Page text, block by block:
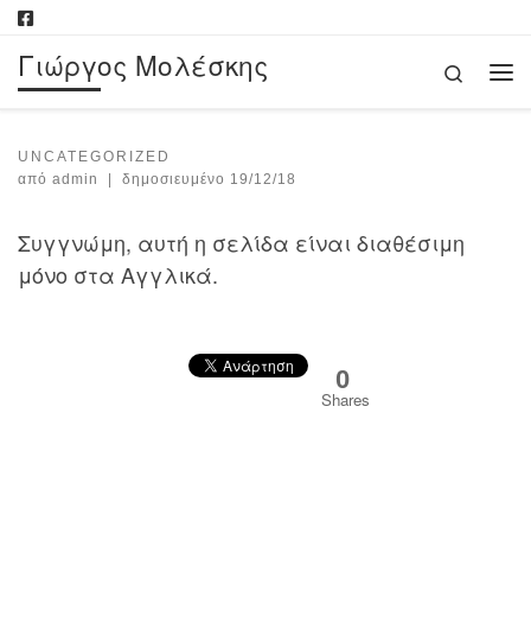
Γιώργος Μολέσκης
Search
UNCATEGORIZED
από admin | δημοσιευμένο 19/12/18
Συγγνώμη, αυτή η σελίδα είναι διαθέσιμη
μόνο στα Αγγλικά.
0
Shares